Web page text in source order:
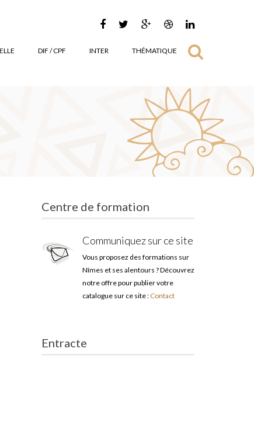
DIF / CPF INTER THÉMATIQUE
Centre de formation
Communiquez sur ce site
Vous proposez des formations sur
Nîmes et ses alentours ? Découvrez
notre offre pour publier votre
catalogue sur ce site : Contact
Entracte